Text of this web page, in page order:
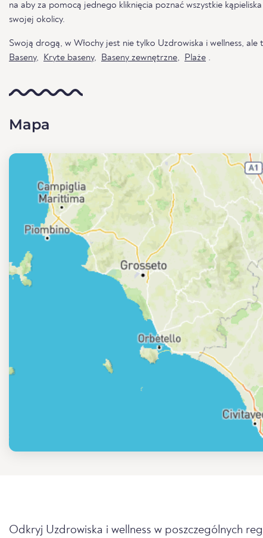
na aby za pomocą jednego kliknięcia poznać wszystkie
swojej okolicy.
Swoją drogą, w Włochy jest nie tylko Uzdrowiska i wellness, ale
Baseny, Kryte baseny, Baseny zewnętrzne, Plaże .
Mapa
Odkryj Uzdrowiska i wellness w poszczególnych